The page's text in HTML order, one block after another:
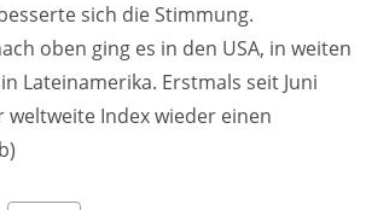
sich die Stimmung.
oben ging es in den USA, in weiten
Lateinamerika. Erstmals seit Juni
weltweite Index wieder einen